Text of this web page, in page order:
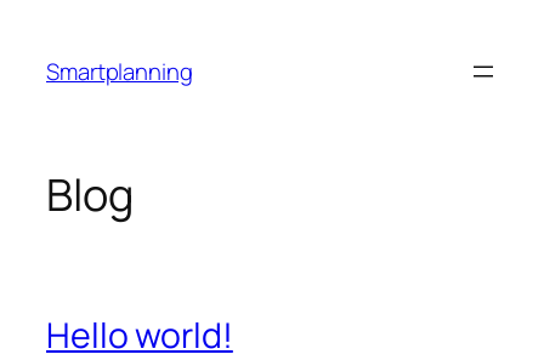
Smartplanning
Blog
Hello world!